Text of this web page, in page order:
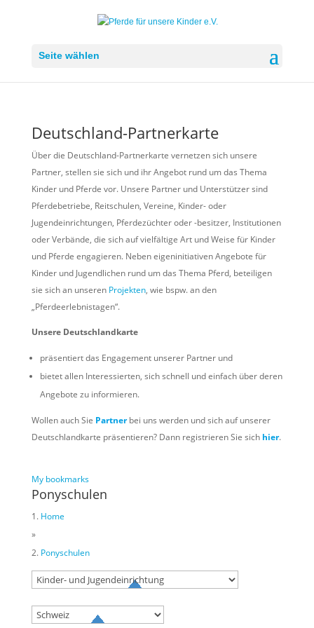
Seite wählen
Deutschland-Partnerkarte
Über die Deutschland-Partnerkarte vernetzen sich unsere
Partner, stellen sie sich und ihr Angebot rund um das Thema
Kinder und Pferde vor. Unsere Partner und Unterstützer sind
Pferdebetriebe, Reitschulen, Vereine, Kinder- oder
Jugendeinrichtungen, Pferdezüchter oder -besitzer, Institutionen
oder Verbände, die sich auf vielfältige Art und Weise für Kinder
und Pferde engagieren. Neben eigeninitiativen Angebote für
Kinder und Jugendlichen rund um das Thema Pferd, beteiligen
sie sich an unseren Projekten, wie bspw. an den
„Pferdeerlebnistagen“.
Unsere Deutschlandkarte
präsentiert das Engagement unserer Partner und
bietet allen Interessierten, sich schnell und einfach über deren
Angebote zu informieren.
Wollen auch Sie Partnerbei uns werden und sich auf unserer
Deutschlandkarte präsentieren? Dann registrieren Sie sich hier.
My bookmarks
Ponyschulen
Home
»
Ponyschulen